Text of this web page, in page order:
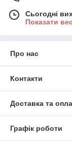
Сьогодні
Показати
Про нас
Контакти
Доставка та
Графік роботи